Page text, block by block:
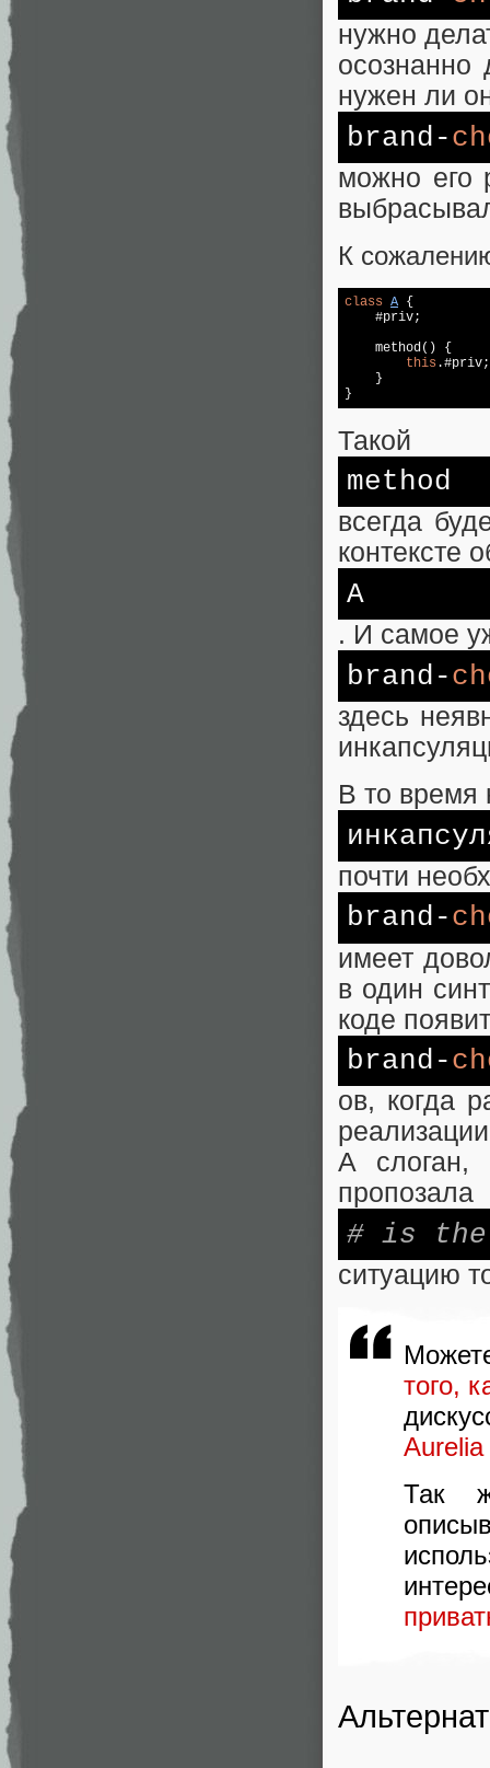
нужно
нужен ли
brand-
можно его
К
class A {
    #priv;
    method() {
this
    }
}
Такой
method
всегда
контексте
A
. И самое
brand-
здесь
В то время
почти
brand-
имеет
в один
коде
brand-
ов, когда
А слоган,
пропозала
# is the
ситуацию
того,
Aurelia
Так